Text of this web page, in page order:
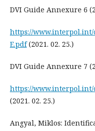
DVI Guide Annexure 6
https://www.interpol.int/
E.pdf(2021. 02. 25.)
DVI Guide Annexure 7
https://www.interpol.int/
(2021. 02. 25.)
Angyal, Miklos: